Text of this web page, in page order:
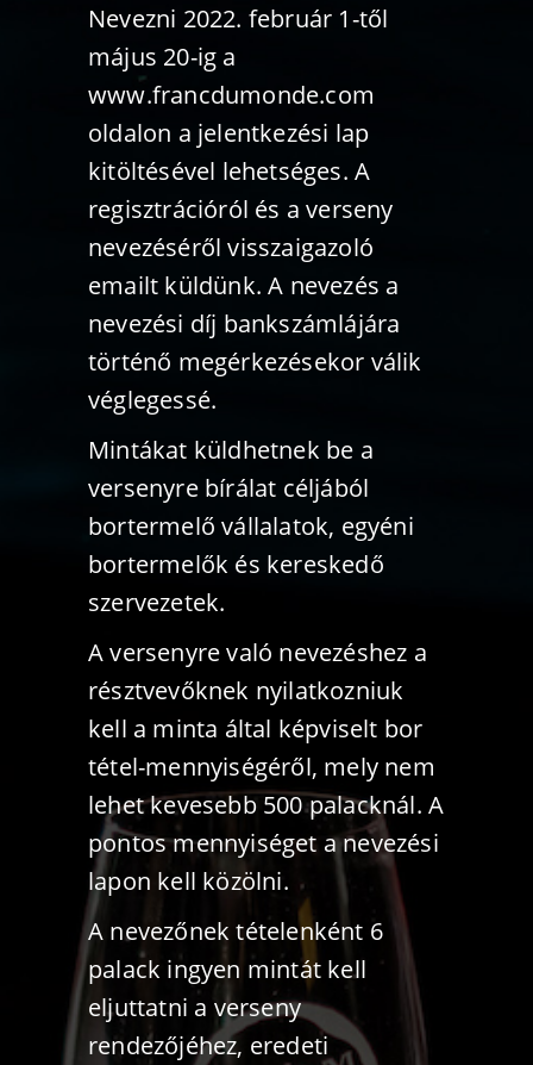
Nevezni 2022. február 1-től
május 20-ig a
www.francdumonde.com
oldalon a jelentkezési lap
kitöltésével lehetséges. A
regisztrációról és a verseny
nevezéséről visszaigazoló
emailt küldünk. A nevezés a
nevezési díj bankszámlájára
történő megérkezésekor válik
véglegessé.
Mintákat küldhetnek be a
versenyre bírálat céljából
bortermelő vállalatok, egyéni
bortermelők és kereskedő
szervezetek.
A versenyre való nevezéshez a
résztvevőknek nyilatkozniuk
kell a minta által képviselt bor
tétel-mennyiségéről, mely nem
lehet kevesebb 500 palacknál. A
pontos mennyiséget a nevezési
lapon kell közölni.
A nevezőnek tételenként 6
palack ingyen mintát kell
eljuttatni a verseny
rendezőjéhez, eredeti